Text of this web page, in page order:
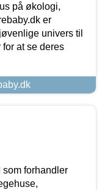
på økologi,
er
univers til
for at se deres
som forhandler